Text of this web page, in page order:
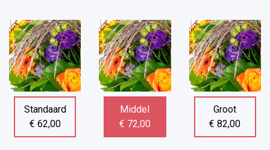
Standaard
€ 62,00
Middel
€ 72,00
Groot
€ 82,00